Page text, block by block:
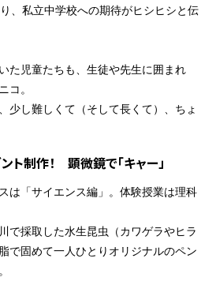
、私立中学校への期待がヒシヒシと伝
た児童たちも、生徒や先生に囲まれ
。
少し難しくて（そして長くて）、ちょ
ト制作！ 顕微鏡で「キャー」
は「サイエンス編」。体験授業は理科
で採取した水生昆虫（カワゲラやヒラ
で固めて一人ひとりオリジナルのペン